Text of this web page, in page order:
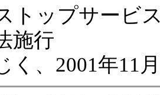
トップサービ
施行
、2001年11